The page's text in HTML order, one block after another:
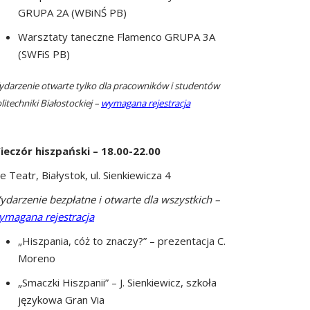
GRUPA 2A (WBiNŚ PB)
Warsztaty taneczne Flamenco GRUPA 3A
(SWFiS PB)
otwarte tylko dla pracowników i studentów
Białostockiej – wymagana rejestracja
hiszpański – 18.00-22.00
Teatr, Białystok, ul. Sienkiewicza 4
bezpłatne i otwarte dla wszystkich –
rejestracja
„Hiszpania, cóż to znaczy?” – prezentacja C.
Moreno
„Smaczki Hiszpanii” – J. Sienkiewicz, szkoła
językowa Gran Via